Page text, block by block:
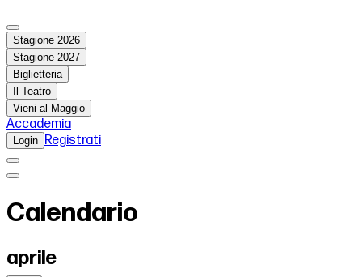
Stagione 2026
Stagione 2027
Biglietteria
Il Teatro
Vieni al Maggio
Accademia
Login Registrati
Calendario
aprile